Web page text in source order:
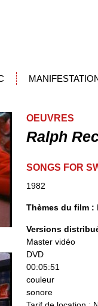
OEUVRES
Ralph
SONGS FOR
1982
Thèmes du film :
Versions
Master vidéo
DVD
00:05:51
couleur
sonore